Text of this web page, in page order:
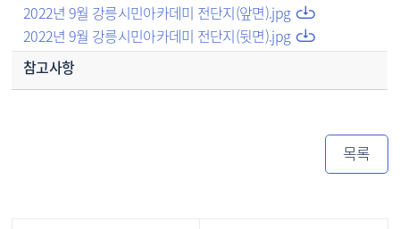
2022년 9월 강릉시민아카데미 전단지(앞면).jpg
2022년 9월 강릉시민아카데미 전단지(뒷면).jpg
참고사항
목록